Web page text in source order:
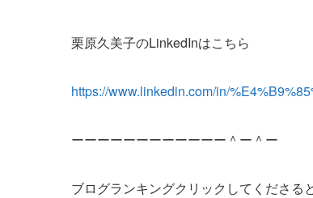
栗原久美子のLinkedInはこちら
https://www.linkedin.com/in/
ーーーーーーーーーーーー＾ー＾ー
ブログランキングクリックしてくださる